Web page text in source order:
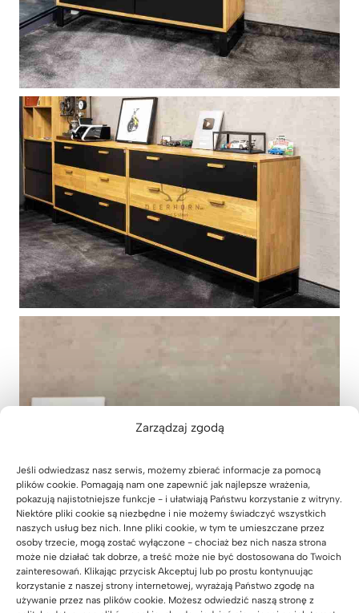
Zarządzaj zgodą
Jeśli odwiedzasz nasz serwis, możemy zbierać informacje za pomocą
plików cookie. Pomagają nam one zapewnić jak najlepsze wrażenia,
pokazują najistotniejsze funkcje - i ułatwiają Państwu korzystanie z witryny.
Niektóre pliki cookie są niezbędne i nie możemy świadczyć wszystkich
naszych usług bez nich. Inne pliki cookie, w tym te umieszczane przez
osoby trzecie, mogą zostać wyłączone - chociaż bez nich nasza strona
może nie działać tak dobrze, a treść może nie być dostosowana do Twoich
zainteresowań. Klikając przycisk Akceptuj lub po prostu kontynuując
korzystanie z naszej strony internetowej, wyrażają Państwo zgodę na
używanie przez nas plików cookie. Możesz odwiedzić naszą stronę z